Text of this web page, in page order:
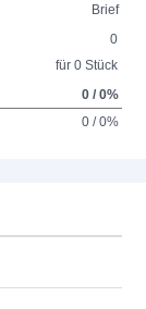
Brief
0
für 0 Stück
0 / 0%
0 / 0%